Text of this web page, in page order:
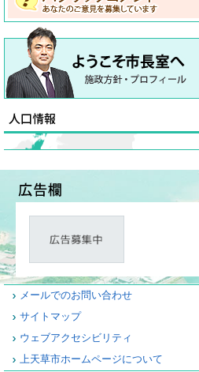
メールでのお問い合わせ
サイトマップ
ウェブアクセシビリティ
上天草市ホームページについて